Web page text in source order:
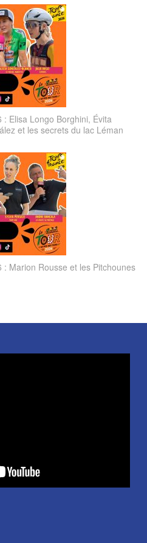
Elisa Longo Borghini, Évita
et les secrets du lac Léman
Marion Rousse et les Pitchounes